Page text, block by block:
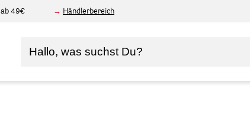
ab 49€ Händlerbereich